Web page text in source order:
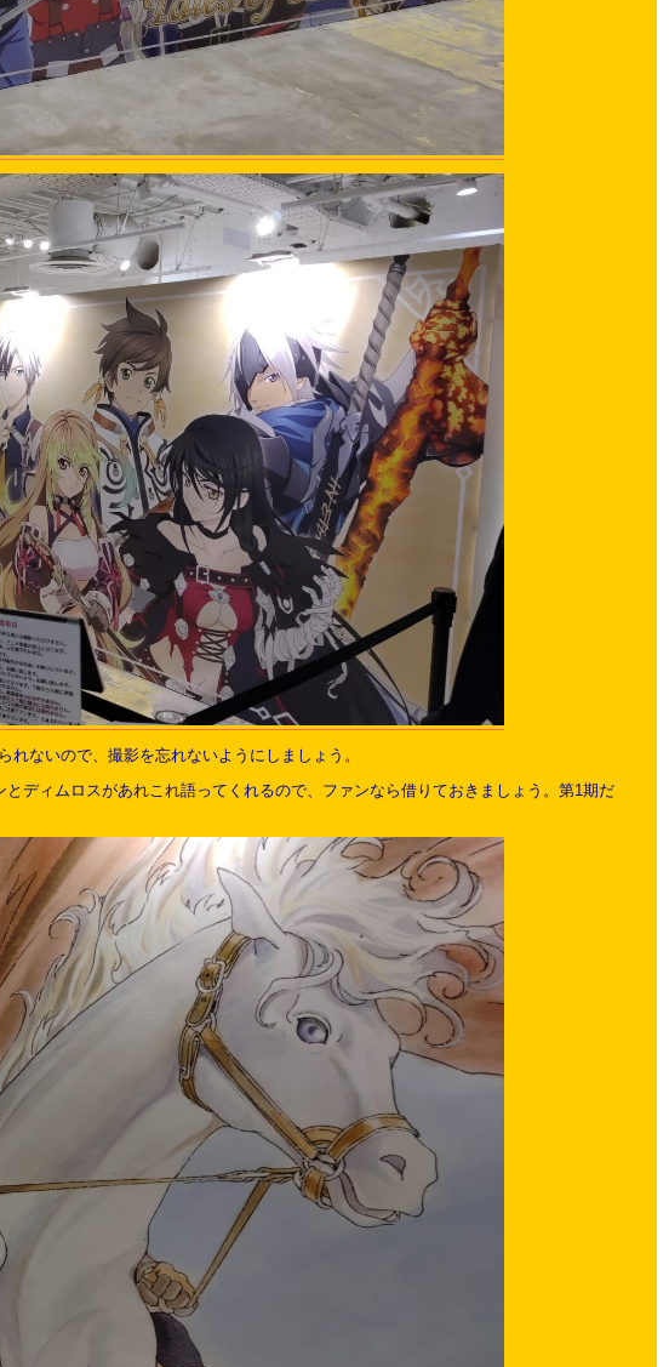
ないので、撮影を忘れないようにしましょう。
ディムロスがあれこれ語ってくれるので、ファンなら借りておきましょう。第1期だ